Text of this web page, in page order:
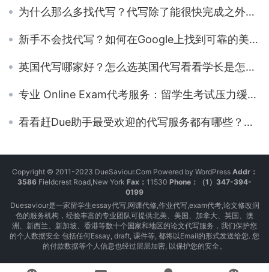
为什么那么多找代写？代写除了能很快完成之外还能从中得到什么？
新手不会找代写？如何在Google上找到可靠的美国留学生代写
英国代写哪家好？怎么选英国代写看看学长是怎么说的？
专业 Online Exam代考服务：留学生考试压力缓解良方
看看赶Due助手最受欢迎的代写服务都有哪些？你曾从中受益过吗？
Copyright © 2011-2023 DueSaviour.Com Powered by WordPress Addr：
3586 Fieldcrest Road,New York Fax： 11530 Phone：（1）347-394-
0199
Duesaviour是一家留学生essay代写,网课代修,作业代写,exam代考,论文修改润
色的服务机构，经验丰富的专业团队可提供北美、美国、加拿大、英国、澳
洲、新西兰、新加坡、香港等数十个国家和地区的论文代写服务，我们保护您
的个人数据安全 包括任何Essay, draft, 课件等, 都将以Email的形式发送给您. 您
的付款数据等个人信息也经过层层加密, 以保护您的安全。